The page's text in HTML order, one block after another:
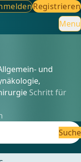
Registrieren
Menu
und
Schritt für
Suche